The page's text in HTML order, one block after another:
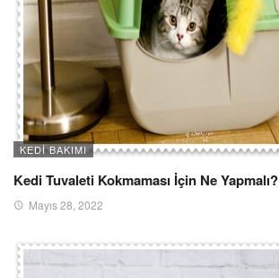
KEDI BAKIMI
Kedi Tuvaleti Kokmaması İçin Ne Yapmalı?
Mayıs 28, 2022